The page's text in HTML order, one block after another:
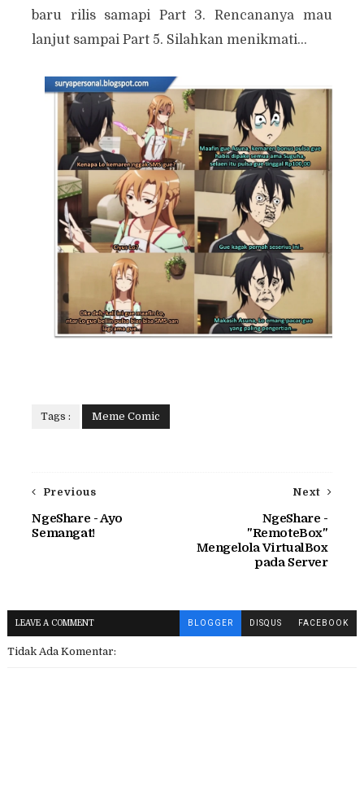
baru rilis samapi Part 3. Rencananya mau
lanjut sampai Part 5. Silahkan menikmati...
Tags : Meme Comic
Next
NgeShare -
"RemoteBox"
Mengelola VirtualBox
pada Server
Previous
NgeShare - Ayo
Semangat!
LEAVE A COMMENT BLOGGER DISQUS FACEBOOK
Tidak Ada Komentar: